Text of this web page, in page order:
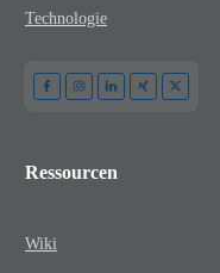
Technologie
Ressourcen
Wiki